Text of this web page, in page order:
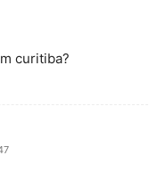
curitiba?